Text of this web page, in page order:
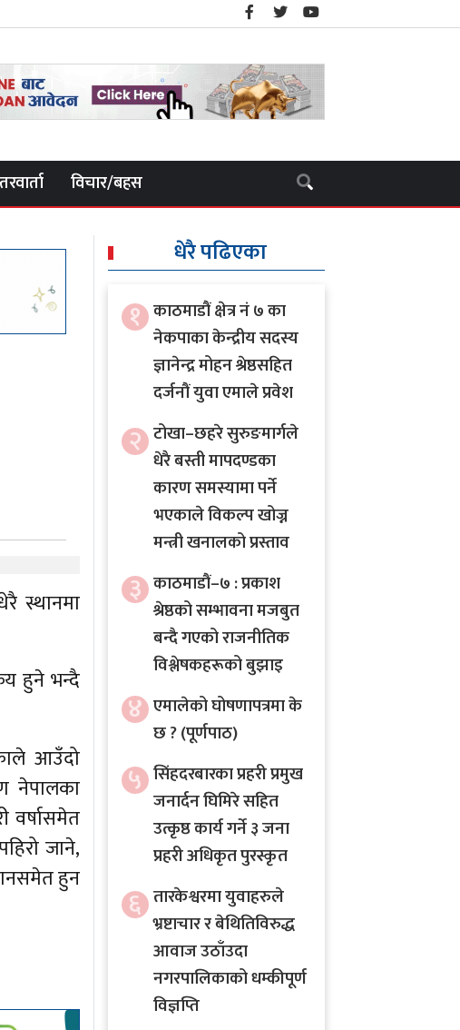
विचार/बहस
स्थानमा
हुने भन्दै
आउँदो
नेपालका
वर्षासमेत
जाने,
हुन
धेरै पढिएका
१ काठमाडौं क्षेत्र नं ७ का
नेकपाका केन्द्रीय सदस्य
ज्ञानेन्द्र मोहन श्रेष्ठसहित
दर्जनौं युवा एमाले प्रवेश
२ टोखा–छहरे सुरुङमार्गले
धेरै बस्ती मापदण्डका
कारण समस्यामा पर्ने
भएकाले विकल्प खोज्न
मन्त्री खनालको प्रस्ताव
३ काठमाडौं–७ : प्रकाश
श्रेष्ठको सम्भावना मजबुत
बन्दै गएको राजनीतिक
विश्लेषकहरूको बुझाइ
४ एमालेको घोषणापत्रमा के
छ ? (पूर्णपाठ)
५ सिंहदरबारका प्रहरी प्रमुख
जनार्दन घिमिरे सहित
उत्कृष्ठ कार्य गर्ने ३ जना
प्रहरी अधिकृत पुरस्कृत
६ तारकेश्वरमा युवाहरुले
भ्रष्टाचार र बेथितिविरुद्ध
आवाज उठाँउदा
नगरपालिकाको धम्कीपूर्ण
विज्ञप्ति